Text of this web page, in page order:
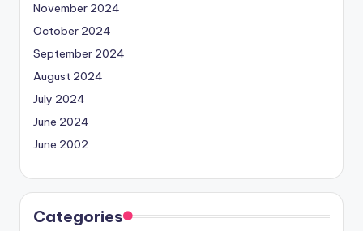
November 2024
October 2024
September 2024
August 2024
July 2024
June 2024
June 2002
Categories